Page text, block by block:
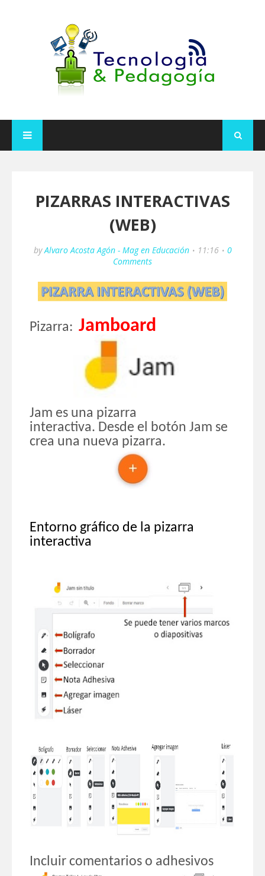
PIZARRAS INTERACTIVAS
(WEB)
by Alvaro Acosta Agón - Mag en Educación 11:16
0
Comments
Pizarra: Jamboard
Jam es una pizarra
interactiva. Desde el botón Jam se
crea una nueva pizarra.
Entorno gráfico de la pizarra
interactiva
Incluir comentarios o adhesivos